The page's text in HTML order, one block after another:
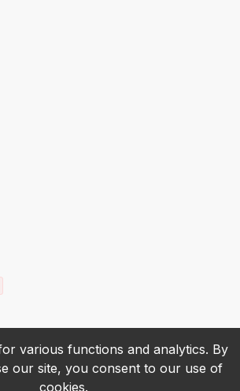
various functions and analytics. By
our site, you consent to our use of
cookies.